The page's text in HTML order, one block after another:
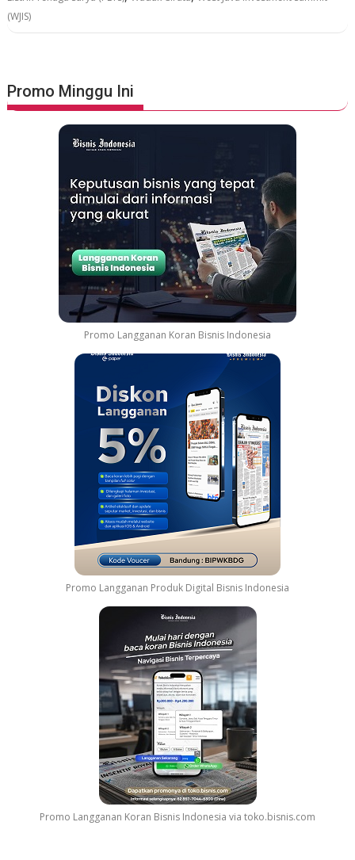
(WJIS)
Promo Minggu Ini
Promo Langganan Koran Bisnis Indonesia
Promo Langganan Produk Digital Bisnis Indonesia
Promo Langganan Koran Bisnis Indonesia via toko.bisnis.com